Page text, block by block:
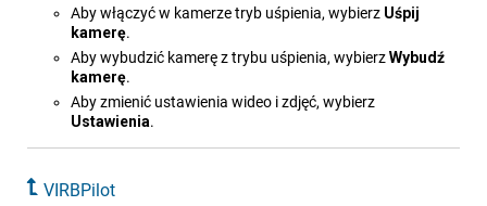
Aby włączyć w kamerze tryb uśpienia, wybierz Uśpij
kamerę.
Aby wybudzić kamerę z trybu uśpienia, wybierzWybudź
kamerę.
Aby zmienić ustawienia wideo i zdjęć, wybierz
Ustawienia.
VIRBPilot